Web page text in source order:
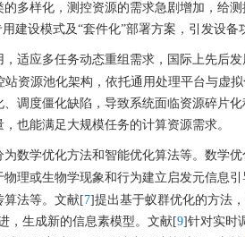
多样化，测控资源的需求急剧增加，给
建设模式及“套件化”部署方案，引发设
适应多任务动态重组需求，国际上先后
站资源池化架构，依托通用处理平台与
调度僵化缺陷，导致系统面临资源碎片
也能满足大规模任务的计算资源需求。
数学优化方法和智能优化算法等。数学
物理或生物学现象和行为建立启发元信息
算法等。文献[7]提出基于蚁群优化的方法
，生成新的信息素模型。文献[9]针对实时